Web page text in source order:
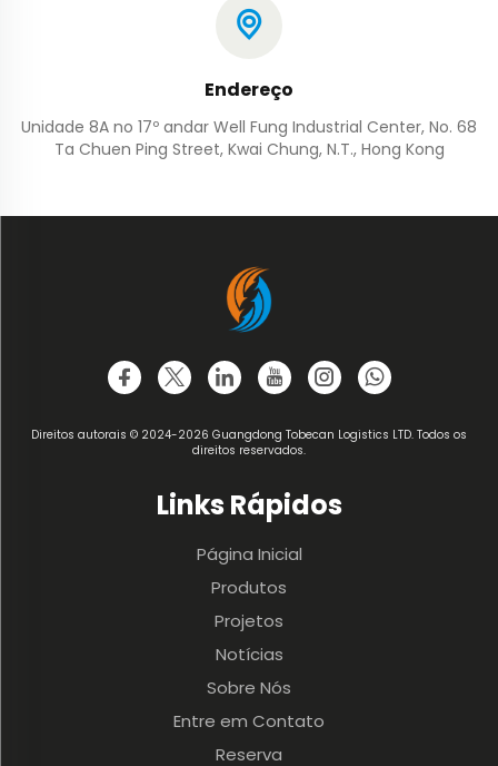
Endereço
Unidade 8A no 17º andar Well Fung Industrial Center, No. 68
Ta Chuen Ping Street, Kwai Chung, N.T., Hong Kong
Direitos autorais © 2024-2026 Guangdong Tobecan Logistics LTD. Todos os
direitos reservados.
Links Rápidos
Página Inicial
Produtos
Projetos
Notícias
Sobre Nós
Entre em Contato
Reserva